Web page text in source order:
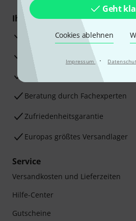
Geht
Cookies ablehnen
Impressum ·
Ihre Vorteile
3 Jahre Thomann Garantie
30 Tage Money-Back-Garantie
Beratung durch Fachexperten
Zufriedenheitsgarantie
Europas größtes Versandlager
Service
Versandkosten und Lieferzeiten
Hilfe-Center
Gutscheine